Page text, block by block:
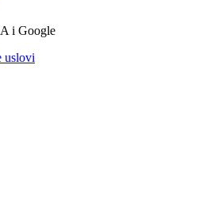
i Google
uslovi